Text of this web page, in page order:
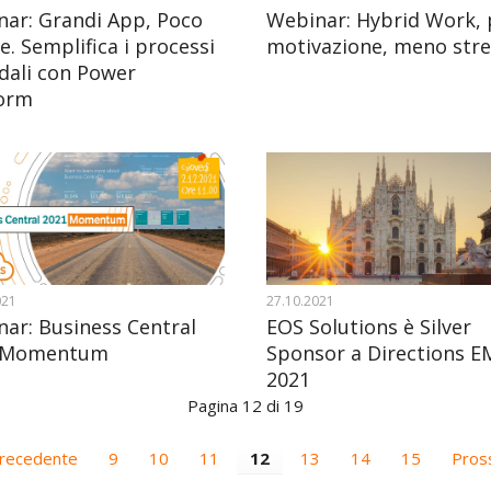
Grandi App, Poco
Semplifica i processi
con Power
Webinar: Hybrid Work,
motivazione, meno
Business Central
27.10.2021
EOS Solutions è Silver
Sponsor a Directions
2021
Pagina 12 di 19
9 10 11 12 13 14 15